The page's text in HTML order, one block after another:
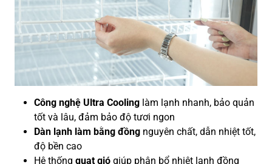
Công nghệ Ultra Cooling làm lạnh nhanh, bảo quản
tốt và lâu, đảm bảo độ tươi ngon
Dàn lạnh làm bằng đồng nguyên chất, dẫn nhiệt tốt,
độ bền cao
Hệ thống quạt gió giúp phân bổ nhiệt lạnh đồng